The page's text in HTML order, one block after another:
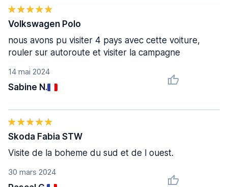
14 mai 2024
Sabine N.
Volkswagen Polo
nous avons pu visiter 4 pays avec cette voiture,
rouler sur autoroute et visiter la campagne
30 mars 2024
Skoda Fabia STW
Visite de la boheme du sud et de l ouest.